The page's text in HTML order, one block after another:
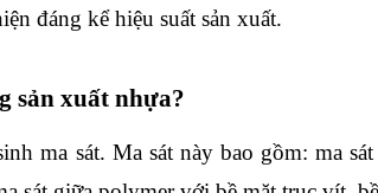
đáng kể hiệu suất sản xuất.
sản xuất nhựa?
ma sát. Ma sát này bao gồm: ma